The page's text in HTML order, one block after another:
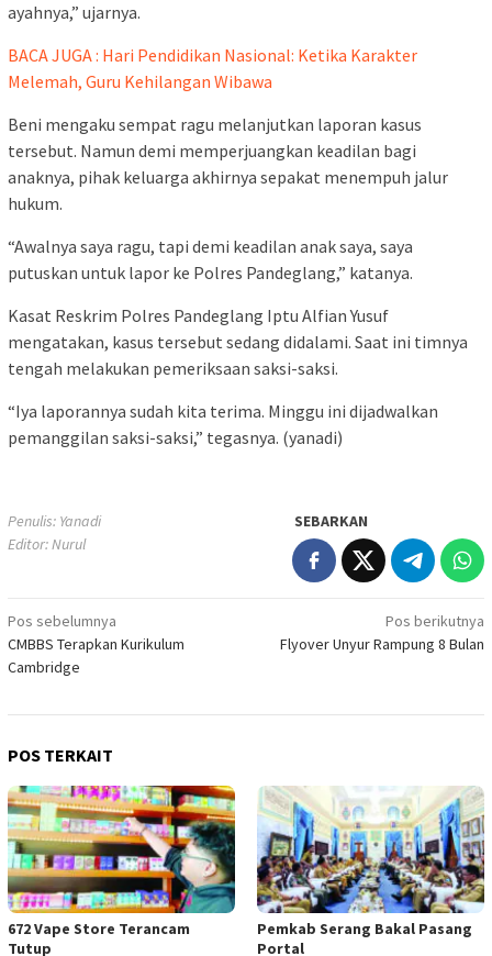
ayahnya,” ujarnya.
BACA JUGA : Hari Pendidikan Nasional: Ketika Karakter
Melemah, Guru Kehilangan Wibawa
Beni mengaku sempat ragu melanjutkan laporan kasus
tersebut. Namun demi memperjuangkan keadilan bagi
anaknya, pihak keluarga akhirnya sepakat menempuh jalur
hukum.
“Awalnya saya ragu, tapi demi keadilan anak saya, saya
putuskan untuk lapor ke Polres Pandeglang,” katanya.
Kasat Reskrim Polres Pandeglang Iptu Alfian Yusuf
mengatakan, kasus tersebut sedang didalami. Saat ini timnya
tengah melakukan pemeriksaan saksi-saksi.
“Iya laporannya sudah kita terima. Minggu ini dijadwalkan
pemanggilan saksi-saksi,” tegasnya. (yanadi)
Penulis: Yanadi
Editor: Nurul
SEBARKAN
Navigasi
pos
Pos sebelumnya
CMBBS Terapkan Kurikulum
Cambridge
Pos berikutnya
Flyover Unyur Rampung 8 Bulan
POS TERKAIT
672 Vape Store Terancam
Tutup
Pemkab Serang Bakal Pasang
Portal